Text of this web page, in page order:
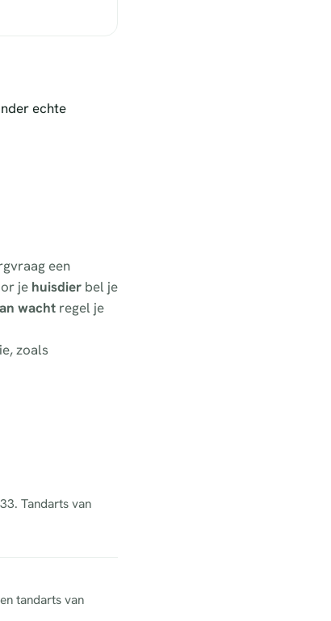
echte
een
je huisdier bel je
wacht regel je
zoals
Tandarts van
tandarts van